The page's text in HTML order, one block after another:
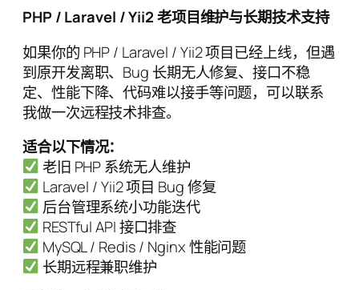
PHP / Laravel / Yii2 老项目维护与长期技术支持
如果你的 PHP / Laravel / Yii2 项目已经上线，但遇
到原开发离职、Bug 长期无人修复、接口不稳
定、性能下降、代码难以接手等问题，可以联系
我做一次远程技术排查。
适合以下情况：
老旧 PHP 系统无人维护
Laravel / Yii2 项目 Bug 修复
后台管理系统小功能迭代
RESTful API 接口排查
MySQL / Redis / Nginx 性能问题
长期远程兼职维护